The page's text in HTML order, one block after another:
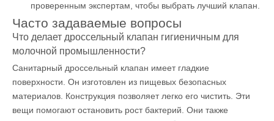
проверенным экспертам, чтобы выбрать лучший клапан.
Часто задаваемые вопросы
Что делает дроссельный клапан гигиеничным для
молочной промышленности?
Санитарный дроссельный клапан имеет гладкие
поверхности. Он изготовлен из пищевых безопасных
материалов. Конструкция позволяет легко его чистить. Эти
вещи помогают остановить рост бактерий. Они также